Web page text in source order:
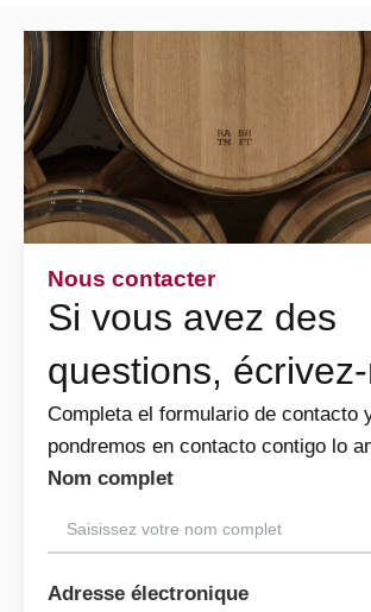
Nous contacter
Si vous avez des
questions,
Completa el formulario de contacto
pondremos en contacto contigo lo
Nom complet
Adresse électronique